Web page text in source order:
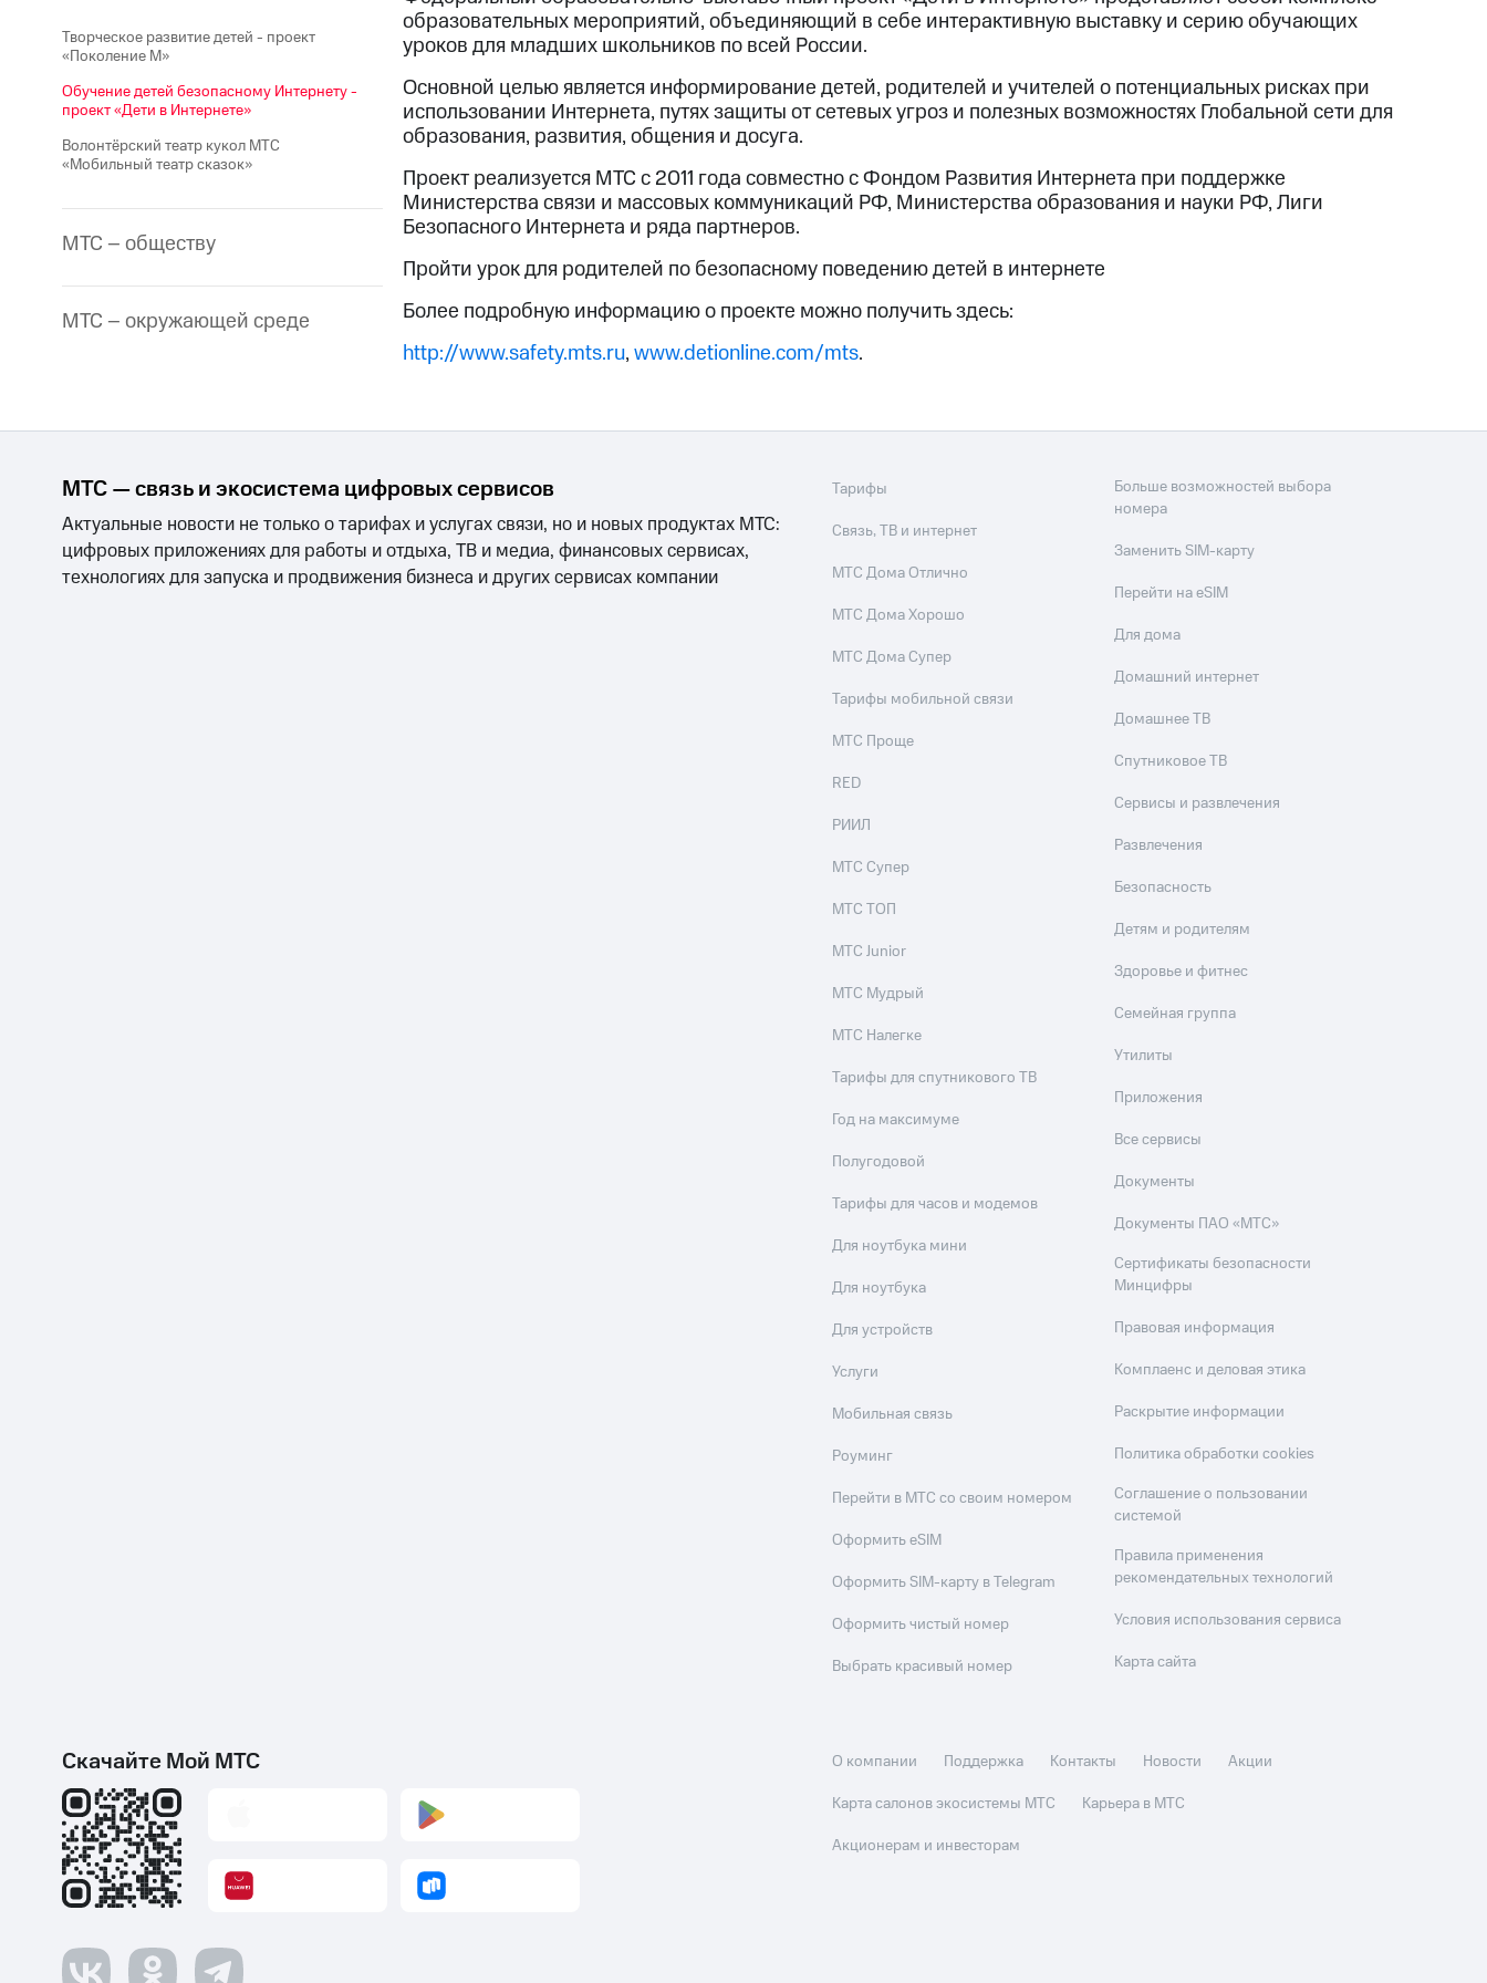
Творческое развитие детей - проект
«Поколение М»
Обучение детей безопасному Интернету -
проект «Дети в Интернете»
Волонтёрский театр кукол МТС
«Мобильный театр сказок»
МТС – обществу
МТС – окружающей среде
образовательных мероприятий, объединяющий в себе интерактивную выставку и серию обучающих
уроков для младших школьников по всей России.
Основной целью является информирование детей, родителей и учителей о потенциальных рисках при
использовании Интернета, путях защиты от сетевых угроз и полезных возможностях Глобальной сети для
образования, развития, общения и досуга.
Проект реализуется МТС с 2011 года совместно с Фондом Развития Интернета при поддержке
Министерства связи и массовых коммуникаций РФ, Министерства образования и науки РФ, Лиги
Безопасного Интернета и ряда партнеров.
Пройти урок для родителей по безопасному поведению детей в интернете
Более подробную информацию о проекте можно получить здесь:
http://www.safety.mts.ru,www.detionline.com/mts.
МТС — связь и экосистема цифровых сервисов
Актуальные новости не только о тарифах и услугах связи, но и новых продуктах МТС:
цифровых приложениях для работы и отдыха, ТВ и медиа, финансовых сервисах,
технологиях для запуска и продвижения бизнеса и других сервисах компании
Тарифы
Связь, ТВ и интернет
МТС Дома Отлично
МТС Дома Хорошо
МТС Дома Супер
Тарифы мобильной связи
МТС Проще
RED
РИИЛ
МТС Супер
МТС ТОП
МТС Junior
МТС Мудрый
МТС Налегке
Тарифы для спутникового ТВ
Год на максимуме
Полугодовой
Тарифы для часов и модемов
Для ноутбука мини
Для ноутбука
Для устройств
Услуги
Мобильная связь
Роуминг
Перейти в МТС со своим номером
Оформить eSIM
Оформить SIM-карту в Telegram
Оформить чистый номер
Выбрать красивый номер
Больше возможностей выбора
номера
Заменить SIM-карту
Перейти на eSIM
Для дома
Домашний интернет
Домашнее ТВ
Спутниковое ТВ
Сервисы и развлечения
Развлечения
Безопасность
Детям и родителям
Здоровье и фитнес
Семейная группа
Утилиты
Приложения
Все сервисы
Документы
Документы ПАО «МТС»
Сертификаты безопасности
Минцифры
Правовая информация
Комплаенс и деловая этика
Раскрытие информации
Политика обработки cookies
Соглашение о пользовании
системой
Правила применения
рекомендательных технологий
Условия использования сервиса
Карта сайта
Скачайте Мой МТС О компании Поддержка Контакты Новости
Акции
Карта салонов экосистемы МТС
Карьера в МТС
Акционерам и инвесторам